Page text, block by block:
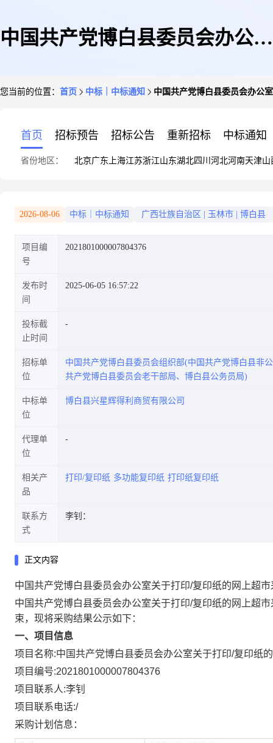
中国共产党博白县委员会办公室
您当前的位置： 首页 中标｜中标通知 中国共产党博白县委员会办公
首页 招标预告 招标公告 重新招标 中标通知
省份地区： 北京广东 上海江苏浙江山东湖北四川 河北河南天津山
2026-08-06 中标｜中标通知 广西壮族自治区 玉林市 博白县
项目编
号
2021801000007804376
发布时
间
2025-06-05 16:57:22
投标截
止时间
招标单
位
中国共产党博白县委员会组织部(中国共产党博白县非
共产党博白县委员会老干部局、博白县公务员局)
中标单
位
博白县兴星辉得利商贸有限公司
代理单
位
相关产
品
打印/复印纸 多功能复印纸 打印纸复印纸
联系方
式
李钊：
正文内容
中国共产党博白县委员会办公室关于打印/复印纸的网上超
中国共产党博白县委员会办公室关于打印/复印纸的网上超
束，现将采购结果公示如下：
一、项目信息
项目名称:中国共产党博白县委员会办公室关于打印/复印纸
项目编号:2021801000007804376
项目联系人:李钊
项目联系电话:/
采购计划信息：